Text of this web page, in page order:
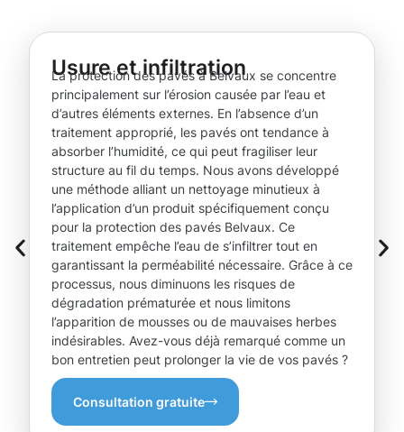
Usure et infiltration
La protection des pavés à Belvaux se concentre
principalement sur l’érosion causée par l’eau et
d’autres éléments externes. En l’absence d’un
traitement approprié, les pavés ont tendance à
absorber l’humidité, ce qui peut fragiliser leur
structure au fil du temps. Nous avons développé
une méthode alliant un nettoyage minutieux à
l’application d’un produit spécifiquement conçu
pour la protection des pavés Belvaux. Ce
traitement empêche l’eau de s’infiltrer tout en
garantissant la perméabilité nécessaire. Grâce à ce
processus, nous diminuons les risques de
dégradation prématurée et nous limitons
l’apparition de mousses ou de mauvaises herbes
indésirables. Avez-vous déjà remarqué comme un
bon entretien peut prolonger la vie de vos pavés ?
Consultation gratuite